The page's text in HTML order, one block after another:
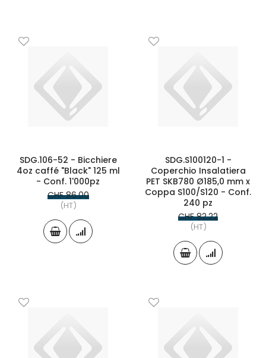
SDG.106-52 - Bicchiere
4oz caffé "Black" 125 ml
- Conf. 1'000pz
CHF 86.00
(HT)
SDG.S100120-1 -
Coperchio Insalatiera
PET SKB780 Ø185,0 mm x
Coppa S100/S120 - Conf.
240 pz
CHF 82.22
(HT)